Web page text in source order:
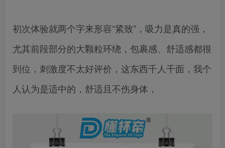
初次体验就两个字来形容“紧致”，吸力是真的强，
尤其前段部分的大颗粒环绕，包裹感、舒适感都很
到位，刺激度不太好评价，这东西千人千面，我个
人认为是适中的，舒适且不伤身体，